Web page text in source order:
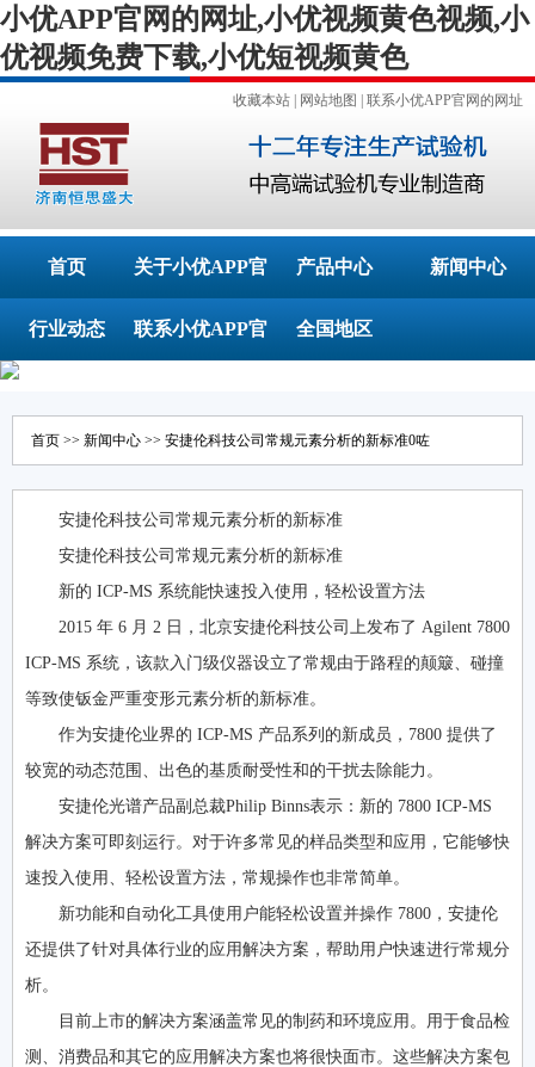
小优APP官网的网址,小优视频黄色视频,小
优视频免费下载,小优短视频黄色
收藏本站 网站地图 联系小优APP官网的网址
首页 关于小优APP官
网的网址
产品中心 新闻中心
行业动态 联系小优APP官 全国地区
首页 >> 新闻中心 >> 安捷伦科技公司常规元素分析的新标准0咗
安捷伦科技公司常规元素分析的新标准
安捷伦科技公司常规元素分析的新标准
新的 ICP-MS 系统能快速投入使用，轻松设置方法
2015 年 6 月 2 日，北京安捷伦科技公司上发布了 Agilent 7800
ICP-MS 系统，该款入门级仪器设立了常规由于路程的颠簸、碰撞
等致使钣金严重变形元素分析的新标准。
作为安捷伦业界的 ICP-MS 产品系列的新成员，7800 提供了
较宽的动态范围、出色的基质耐受性和的干扰去除能力。
安捷伦光谱产品副总裁Philip Binns表示：新的 7800 ICP-MS
解决方案可即刻运行。对于许多常见的样品类型和应用，它能够快
速投入使用、轻松设置方法，常规操作也非常简单。
新功能和自动化工具使用户能轻松设置并操作 7800，安捷伦
还提供了针对具体行业的应用解决方案，帮助用户快速进行常规分
析。
目前上市的解决方案涵盖常见的制药和环境应用。用于食品检
测、消费品和其它的应用解决方案也将很快面市。这些解决方案包